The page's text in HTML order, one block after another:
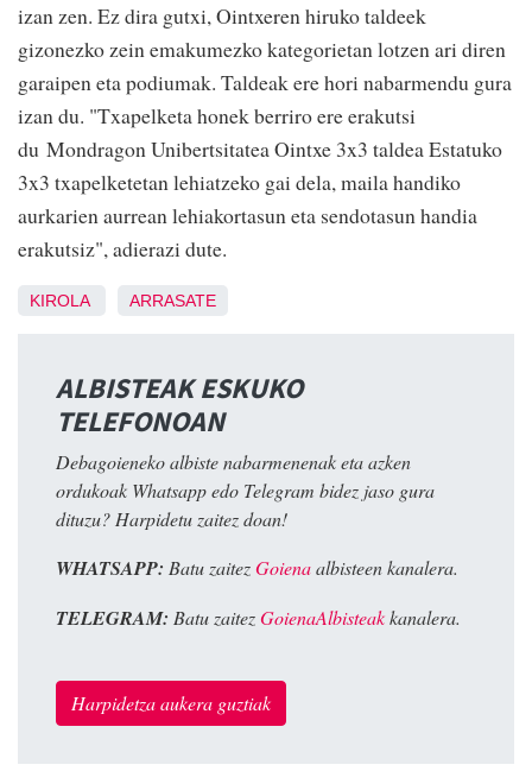
izan zen. Ez dira gutxi, Ointxeren hiruko taldeek
gizonezko zein emakumezko kategorietan lotzen ari diren
garaipen eta podiumak. Taldeak ere hori nabarmendu gura
izan du. "Txapelketa honek berriro ere erakutsi
du Mondragon Unibertsitatea Ointxe 3x3 taldea Estatuko
3x3 txapelketetan lehiatzeko gai dela, maila handiko
aurkarien aurrean lehiakortasun eta sendotasun handia
erakutsiz", adierazi dute.
KIROLA ARRASATE
ALBISTEAK ESKUKO
TELEFONOAN
Debagoieneko albiste nabarmenenak eta azken
ordukoak Whatsapp edo Telegram bidez jaso gura
dituzu? Harpidetu zaitez doan!
WHATSAPP: Batu zaitezGoienaalbisteen kanalera.
TELEGRAM: Batu zaitezGoienaAlbisteakkanalera.
Harpidetza aukera guztiak